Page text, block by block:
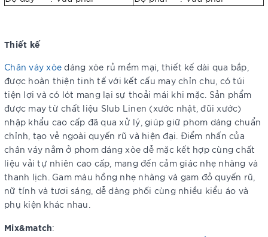
Thiết kế
Chân váy xòe dáng xòe rủ mềm mại, thiết kế dài qua bắp,
được hoàn thiện tinh tế với kết cấu may chỉn chu, có túi
tiện lợi và có lót mang lại sự thoải mái khi mặc. Sản phẩm
được may từ chất liệu Slub Linen (xước nhật, đũi xước)
nhập khẩu cao cấp đã qua xử lý, giúp giữ phom dáng chuẩn
chỉnh, tạo vẻ ngoài quyến rũ và hiện đại. Điểm nhấn của
chân váy nằm ở phom dáng xòe dễ mặc kết hợp cùng chất
liệu vải tự nhiên cao cấp, mang đến cảm giác nhẹ nhàng và
thanh lịch. Gam màu hồng nhẹ nhàng và gam đỏ quyến rũ,
nữ tính và tươi sáng, dễ dàng phối cùng nhiều kiểu áo và
phụ kiện khác nhau.
Mix&match: